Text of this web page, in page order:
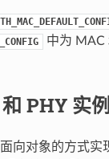
中为 MAC
PHY 实例
向对象的方式实